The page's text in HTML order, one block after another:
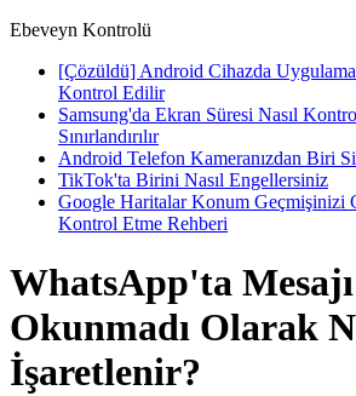
Ebeveyn Kontrolü
[Çözüldü] Android Cihazda Uygulama
Kontrol Edilir
Samsung'da Ekran Süresi Nasıl
Sınırlandırılır
Android Telefon Kameranızdan Biri
TikTok'ta Birini Nasıl Engellersiniz
Google Haritalar Konum Geçmişinizi
Kontrol Etme Rehberi
WhatsApp'ta Mesajı
Okunmadı Olarak
İşaretlenir?